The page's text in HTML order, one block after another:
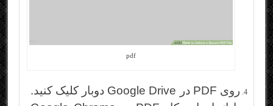
pdf
روی PDF در Google Drive دوبار کلیک کنید.